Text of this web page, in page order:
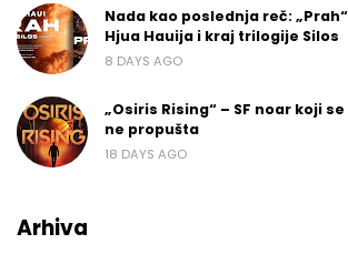
Nada kao poslednja reč: „Prah“
Hjua Hauija i kraj trilogije Silos
8 DAYS AGO
„Osiris Rising“ – SF noar koji se
ne propušta
18 DAYS AGO
Arhiva